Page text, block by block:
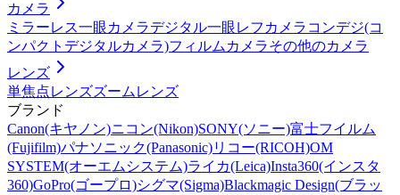
カメラ
ミラーレス一眼カメラデジタル一眼レフカメラ コンデジ(コ
ンパクトデジタルカメラ)フィルムカメラその他のカメラ
レンズ
単焦点レンズズームレンズ
ブランド
Canon(キヤノン)ニコン(Nikon)SONY(ソニー)富士フイルム
(Fujifilm)パナソニック(Panasonic)リコー(RICOH)OM
SYSTEM(オーエムシステム)ライカ(Leica)Insta360(インスタ
360)GoPro(ゴープロ)シグマ(Sigma)Blackmagic Design(ブラッ